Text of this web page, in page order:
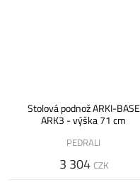
Stolová podnož ARKI-BASE
ARK3 - výška 71 cm
PEDRALI
3 304 CZK